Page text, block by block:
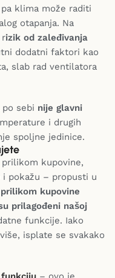
pa klima može raditi
otapanja. Na
rizik od zaleđivanja
dodatni faktori kao
slab rad ventilatora
sebi nije glavni
i drugih
spoljne jedinice.
kupovine,
pokažu – propusti u
prilikom kupovine
prilagođeni našoj
funkcije. Iako
isplate se svakako